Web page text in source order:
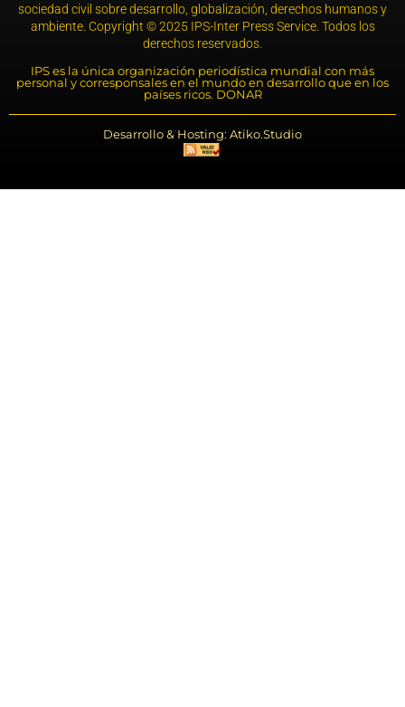
sociedad civil sobre desarrollo, globalización, derechos humanos y
ambiente. Copyright © 2025 IPS-Inter Press Service. Todos los
derechos reservados.
IPS es la única organización periodística mundial con más
personal y corresponsales en el mundo en desarrollo que en los
países ricos. DONAR
Desarrollo & Hosting: Atiko.Studio